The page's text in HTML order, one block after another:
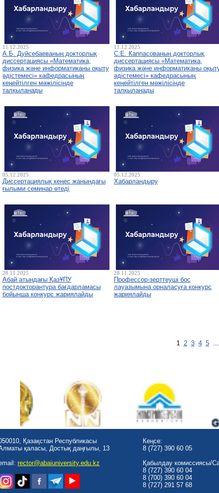
11.12.2025
А.Б. Дуйсебаеваның докторлық
диссертациясы «Математика,
физика және информатиканы оқыту
әдістемесі» кафедрасының
кеңейтілген мәжілісінде
талқыланады
11.12.2025
С.Е. Каппасованың докторлық
диссертациясы «Математика,
физика және информатиканы
әдістемесі» кафедрасының
кеңейтілген мәжілісінде
талқыланады
05.12.2025
Диссертациялық кеңес жанындағы
ғылыми семинар өтеді
05.12.2025
Хабарландыру
28.11.2025
Абай атындағы ҚазҰПУ
постдокторантура бағдарламасы
бойынша конкурс жариялайды
28.11.2025
Профессор-зерттеуші бос
лауазымына орналасуға конкурс
жариялайды
1 2 3 4 5
Қазақстан Республикасы
қаласы, Достық даңғылы, 13
rector@abaiuniversity.edu.kz
Кеңсе:
8 (727) 390 60 05
Қабылдау комиссиясы/
8 (727) 390 60 04
8 (700) 390 60 04
8 (727) 291 57 68